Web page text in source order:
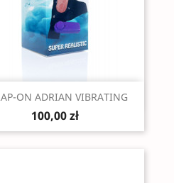
Szybki podgląd
ON ADRIAN VIBRATING
100,00 zł